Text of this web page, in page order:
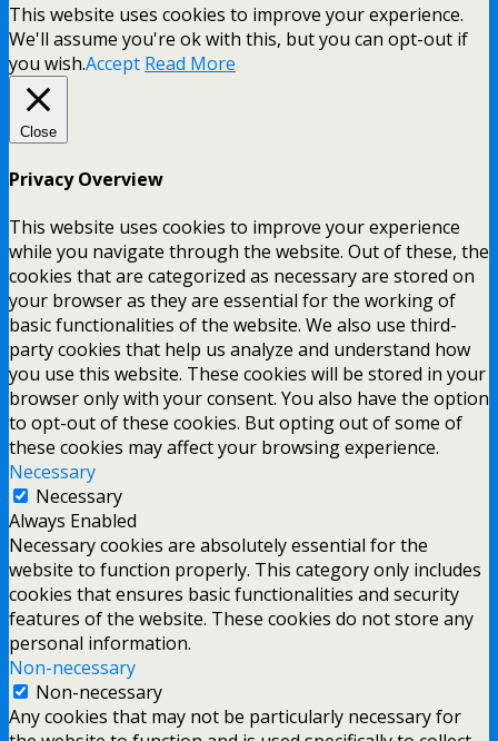
This website uses cookies to improve your experience.
We'll assume you're ok with this, but you can opt-out if
you wish.Accept Read More
Close
Privacy Overview
This website uses cookies to improve your experience
while you navigate through the website. Out of these, the
cookies that are categorized as necessary are stored on
your browser as they are essential for the working of
basic functionalities of the website. We also use third-
party cookies that help us analyze and understand how
you use this website. These cookies will be stored in your
browser only with your consent. You also have the option
to opt-out of these cookies. But opting out of some of
these cookies may affect your browsing experience.
Necessary
Necessary
Always Enabled
Necessary cookies are absolutely essential for the
website to function properly. This category only includes
cookies that ensures basic functionalities and security
features of the website. These cookies do not store any
personal information.
Non-necessary
Non-necessary
Any cookies that may not be particularly necessary for